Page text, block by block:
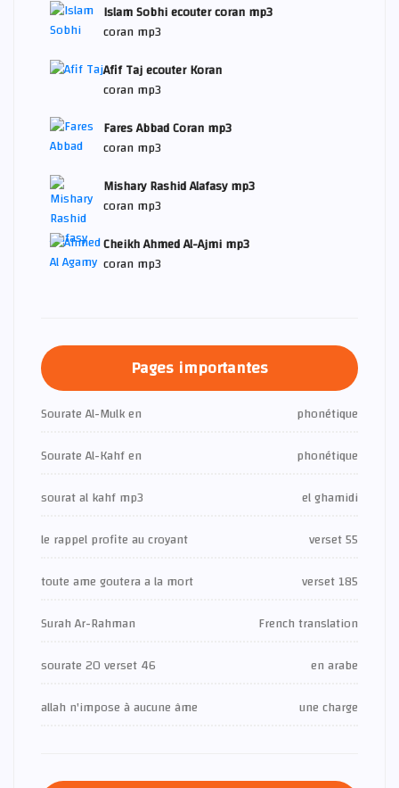
Islam Sobhi ecouter coran mp3
coran mp3
Afif Taj ecouter Koran
coran mp3
Fares Abbad Coran mp3
coran mp3
Mishary Rashid Alafasy mp3
coran mp3
Cheikh Ahmed Al-Ajmi mp3
coran mp3
Pages importantes
Sourate Al-Mulk en
phonétique
Sourate Al-Kahf en
phonétique
sourat al kahf mp3
el ghamidi
le rappel profite au croyant
verset 55
toute ame goutera a la mort
verset 185
Surah Ar-Rahman
French translation
sourate 20 verset 46
en arabe
allah n'impose à aucune âme
une charge